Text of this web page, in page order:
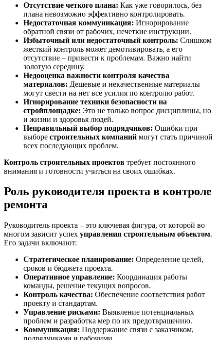
Отсутствие четкого плана: Как уже говорилось, без
плана невозможно эффективно контролировать.
Недостаточная коммуникация: Игнорирование
обратной связи от рабочих, нечеткие инструкции.
Избыточный или недостаточный контроль: Слишком
жесткий контроль может демотивировать, а его
отсутствие – привести к проблемам. Важно найти
золотую середину.
Недооценка важности контроля качества
материалов: Дешевые и некачественные материалы
могут свести на нет все усилия по контролю работ.
Игнорирование техники безопасности на
стройплощадке: Это не только вопрос дисциплины, но
и жизни и здоровья людей.
Неправильный выбор подрядчиков: Ошибки при
выборе строительных компаний могут стать причиной
всех последующих проблем.
Контроль строительных проектов требует постоянного
внимания и готовности учиться на своих ошибках.
Роль руководителя проекта в контроле
ремонта
Руководитель проекта – это ключевая фигура, от которой во
многом зависит успех управления строительным объектом.
Его задачи включают:
Стратегическое планирование: Определение целей,
сроков и бюджета проекта.
Оперативное управление: Координация работы
команды, решение текущих вопросов.
Контроль качества: Обеспечение соответствия работ
проекту и стандартам.
Управление рисками: Выявление потенциальных
проблем и разработка мер по их предотвращению.
Коммуникация: Поддержание связи с заказчиком,